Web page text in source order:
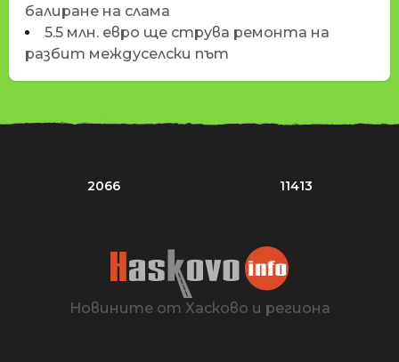
балиране на слама
5.5 млн. евро ще струва ремонта на
разбит междуселски път
2066 11413
Новините от Хасково и региона